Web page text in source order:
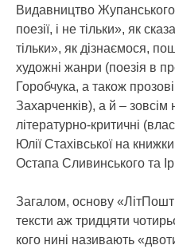
Видавництво
поезії, і не тільки», як
тільки», як дізнаємося,
художні жанри (поезія в
Горобчука, а також
Захарченків), а й –
літературно-критичні
Юлії Стахівської на
Остапа Сливинського та
Загалом, основу
тексти аж тридцяти
кого нині називають